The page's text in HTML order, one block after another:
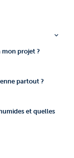
mon projet ?
partout ?
et quelles